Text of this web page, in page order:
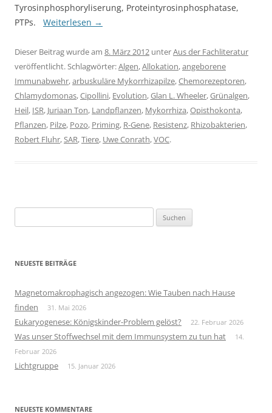
Tyrosinphosphoryliserung, Proteintyrosinphosphatase,
PTPs. Weiterlesen →
Dieser Beitrag wurde am 8. März 2012 unterAus der Fachliteratur
veröffentlicht. Schlagwörter:Algen,Allokation,angeborene
Immunabwehr,arbuskuläre Mykorrhizapilze,Chemorezeptoren,
Chlamydomonas,Cipollini, Evolution,Glan L. Wheeler,Grünalgen,
Heil, ISR, Juriaan Ton, Landpflanzen, Mykorrhiza,Opisthokonta,
Pflanzen, Pilze, Pozo, Priming, R-Gene, Resistenz, Rhizobakterien,
Robert Fluhr,SAR,Tiere, Uwe Conrath,VOC.
nach:
NEUESTE BEITRÄGE
Magnetomakrophagisch angezogen: Wie Tauben nach Hause
finden
31. Mai 2026
Eukaryogenese: Königskinder-Problem gelöst? 22. Februar 2026
Was unser Stoffwechsel mit dem Immunsystem zu tun hat
14.
Februar 2026
Lichtgruppe 15. Januar 2026
NEUESTE KOMMENTARE